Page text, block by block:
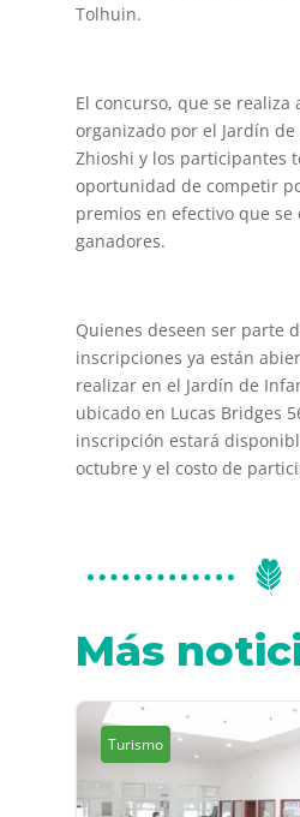
Tolhuin.
El concurso, que se realiza
organizado por el Jardín de
Zhioshi y los participantes
oportunidad de competir
premios en efectivo que se
ganadores.
Quienes deseen ser parte
inscripciones ya están
realizar en el Jardín de
ubicado en Lucas Bridges
inscripción estará
octubre y el costo de
Más
Turismo